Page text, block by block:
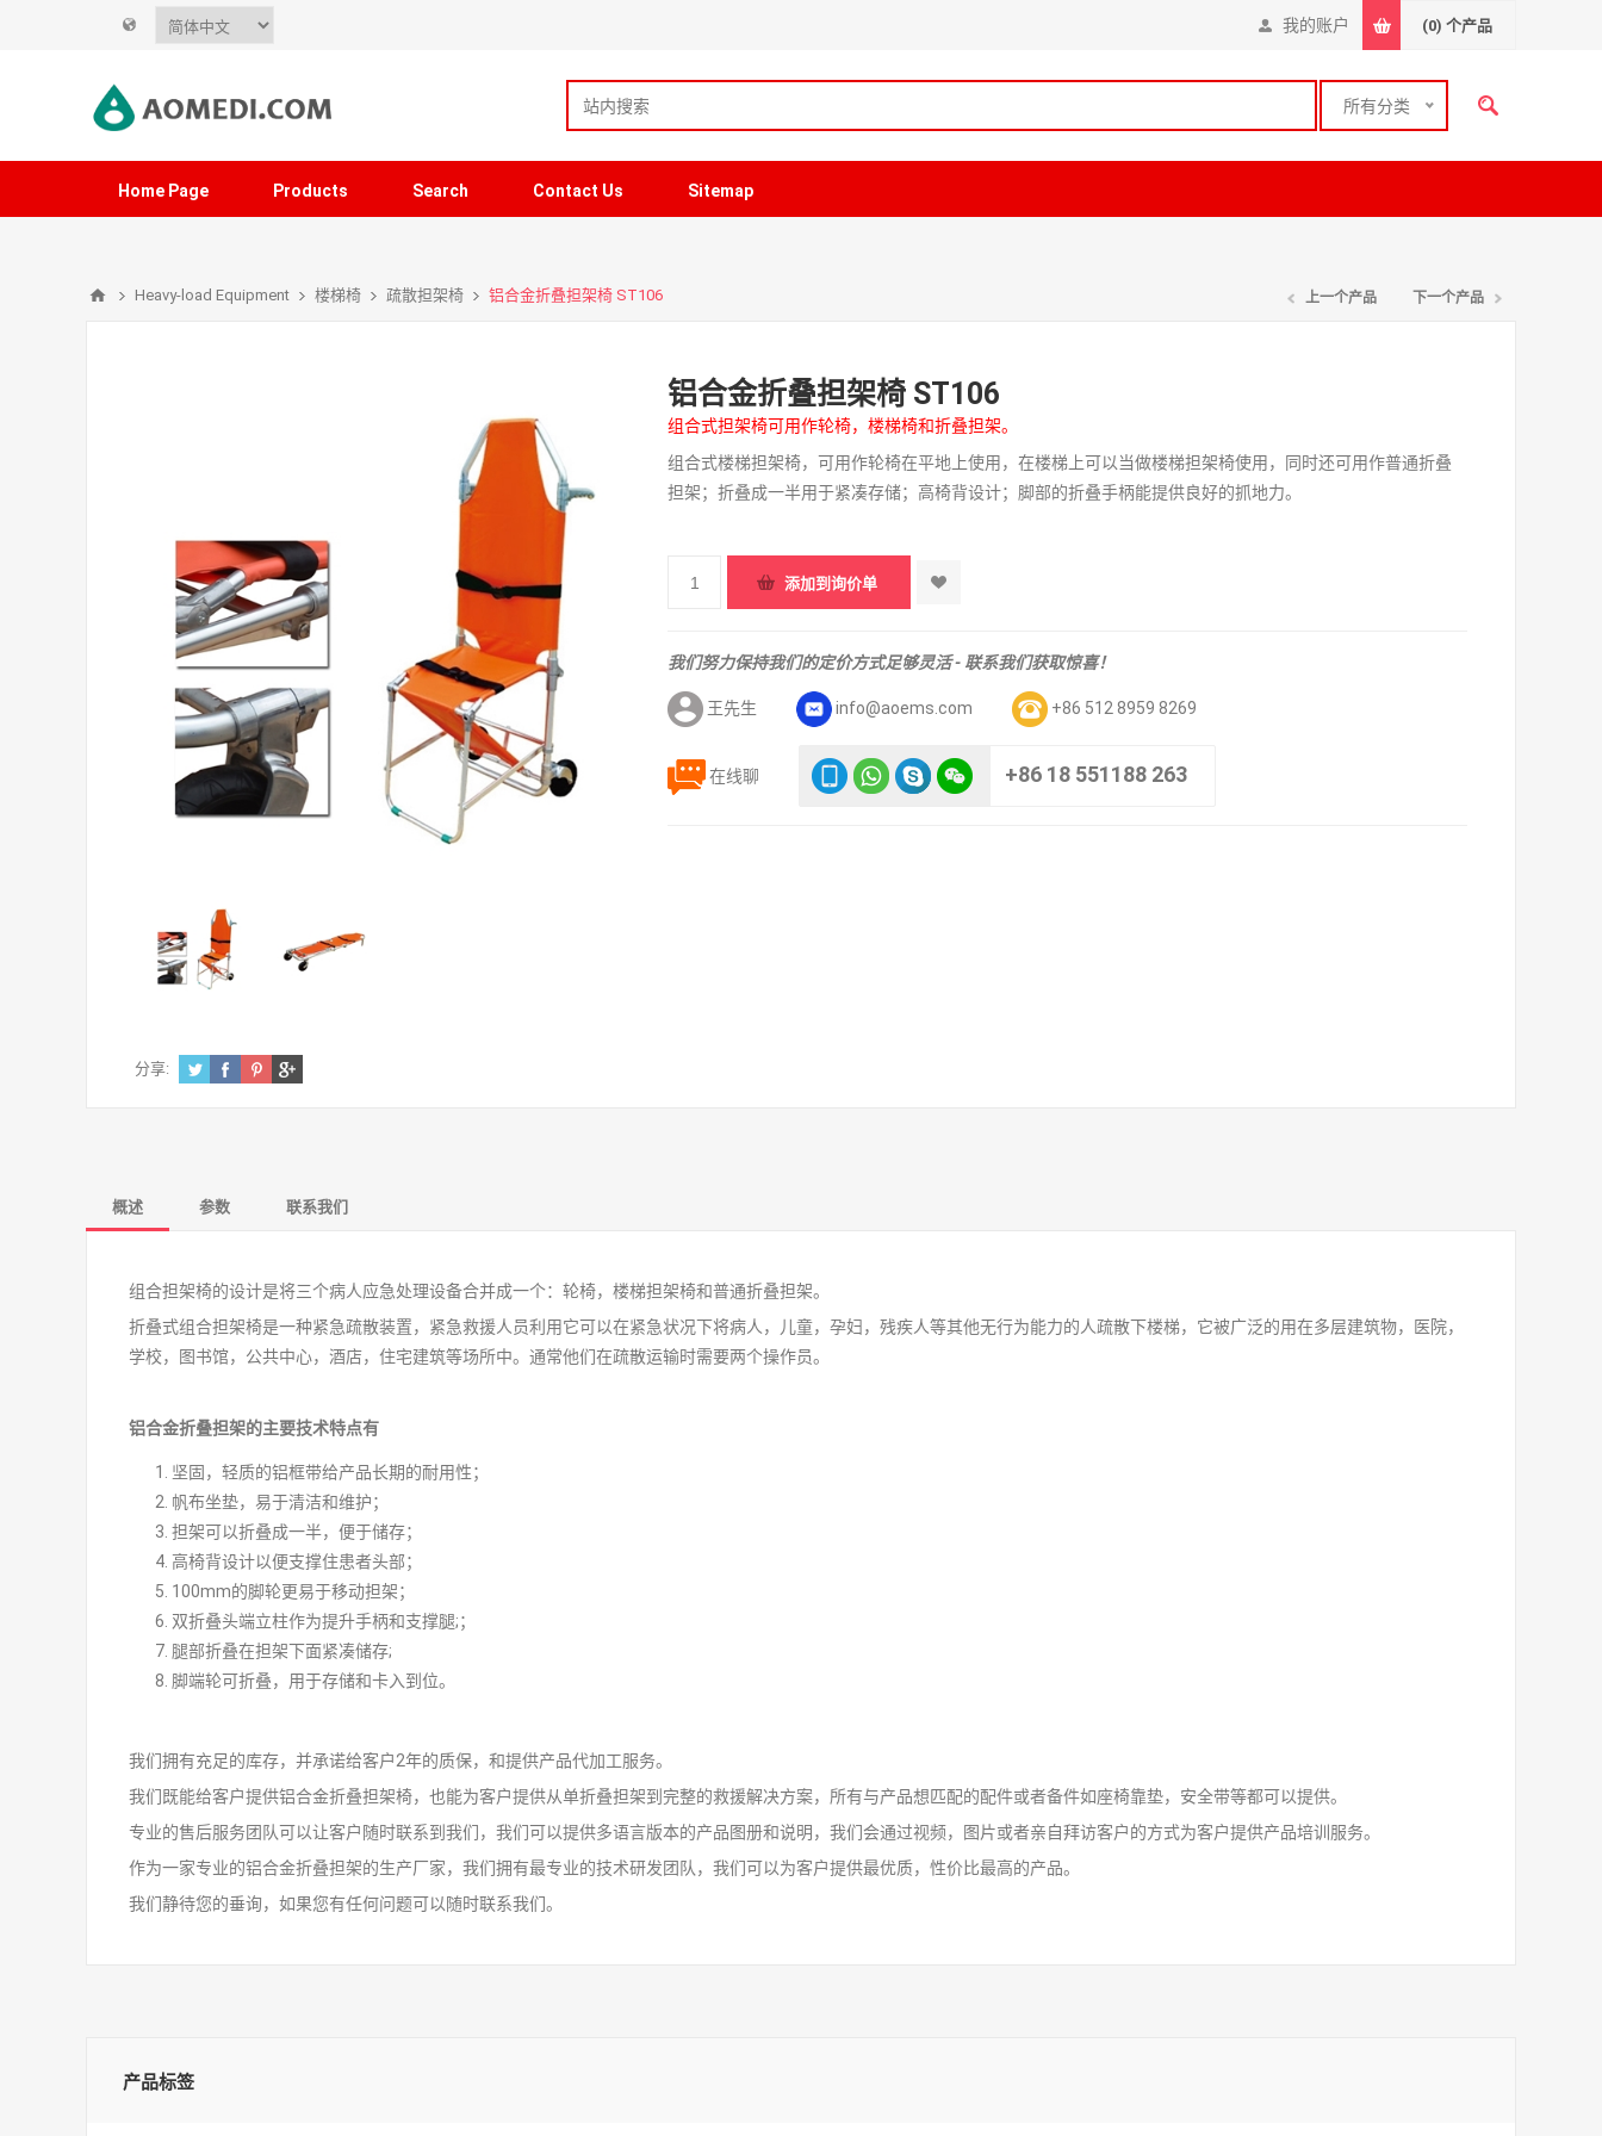
我的账户 (0) 个产品
所有分类
Home Page Products Search Contact Us Sitemap
Heavy-load Equipment 楼梯椅 疏散担架椅 铝合金折叠担架椅 ST106 上一个产品 下一个产品
铝合金折叠担架椅 ST106
组合式担架椅可用作轮椅，楼梯椅和折叠担架。
组合式楼梯担架椅，可用作轮椅在平地上使用，在楼梯上可以当做楼梯担架椅使用，同时还可用作普通折叠
担架；折叠成一半用于紧凑存储；高椅背设计；脚部的折叠手柄能提供良好的抓地力。
我们努力保持我们的定价方式足够灵活 - 联系我们获取惊喜！
王先生 info@aoems.com +86 512 8959 8269
在线聊 +86 18 551188 263
分享:
概述 参数 联系我们
组合担架椅的设计是将三个病人应急处理设备合并成一个：轮椅，楼梯担架椅和普通折叠担架。
折叠式组合担架椅是一种紧急疏散装置，紧急救援人员利用它可以在紧急状况下将病人，儿童，孕妇，残疾人等其他无行为能力的人疏散下楼梯，它被广泛的用在多层建筑物，医院，
学校，图书馆，公共中心，酒店，住宅建筑等场所中。通常他们在疏散运输时需要两个操作员。
铝合金折叠担架的主要技术特点有
坚固，轻质的铝框带给产品长期的耐用性；
帆布坐垫，易于清洁和维护；
担架可以折叠成一半，便于储存；
高椅背设计以便支撑住患者头部；
100mm的脚轮更易于移动担架；
双折叠头端立柱作为提升手柄和支撑腿;；
腿部折叠在担架下面紧凑储存;
脚端轮可折叠，用于存储和卡入到位。
我们拥有充足的库存，并承诺给客户2年的质保，和提供产品代加工服务。
我们既能给客户提供铝合金折叠担架椅，也能为客户提供从单折叠担架到完整的救援解决方案，所有与产品想匹配的配件或者备件如座椅靠垫，安全带等都可以提供。
专业的售后服务团队可以让客户随时联系到我们，我们可以提供多语言版本的产品图册和说明，我们会通过视频，图片或者亲自拜访客户的方式为客户提供产品培训服务。
作为一家专业的铝合金折叠担架的生产厂家，我们拥有最专业的技术研发团队，我们可以为客户提供最优质，性价比最高的产品。
我们静待您的垂询，如果您有任何问题可以随时联系我们。
产品标签